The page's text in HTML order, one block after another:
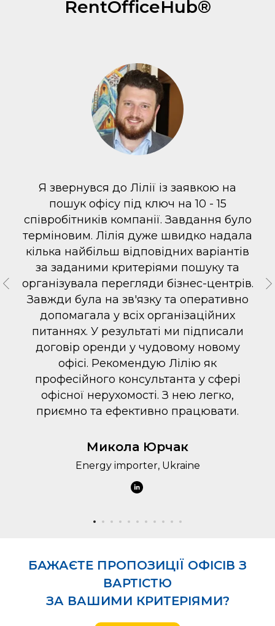
RentOfficeHub®
Я звернувся до Лілії із заявкою на
пошук офісу під ключ на 10 - 15
співробітників компанії. Завдання було
терміновим. Лілія дуже швидко надала
кілька найбільш відповідних варіантів
за заданими критеріями пошуку та
організувала перегляди бізнес-центрів.
Завжди була на зв'язку та оперативно
допомагала у всіх організаційних
питаннях. У результаті ми підписали
договір оренди у чудовому новому
офісі. Рекомендую Лілію як
професійного консультанта у сфері
офісної нерухомості. З нею легко,
приємно та ефективно працювати.
Микола Юрчак
Energy importer, Ukraine
БАЖАЄТЕ ПРОПОЗИЦІЇ ОФІСІВ З
ВАРТІСТЮ
ЗА ВАШИМИ КРИТЕРІЯМИ?